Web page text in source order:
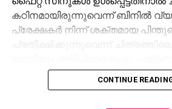
കഠിനമായിരുന്നുവെന്ന് ബിനില്‍
പ്രേക്ഷകര്‍ നിന്ന് ശക്തമായ
ബാബുരാജ്, അലന്‍സിയര്‍, നായിക
സൂര്യാ ക്രിഷ്, ഇന്ദ്രജിത്ത്
CONTINUE